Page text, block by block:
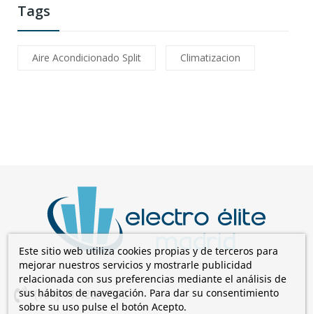
Tags
Aire Acondicionado Split Climatizacion
(+34) 91 128 67 00
Este sitio web utiliza cookies propias y de terceros para
mejorar nuestros servicios y mostrarle publicidad
relacionada con sus preferencias mediante el análisis de
sus hábitos de navegación. Para dar su consentimiento
sobre su uso pulse el botón Acepto.